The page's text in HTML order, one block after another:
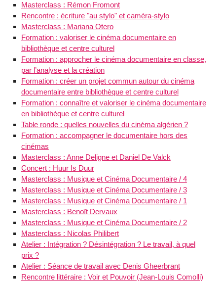
Masterclass : Rémon Fromont
Rencontre : écriture "au stylo" et caméra-stylo
Masterclass : Mariana Otero
Formation : valoriser le cinéma documentaire en
bibliothèque et centre culturel
Formation : approcher le cinéma documentaire en classe,
par l’analyse et la création
Formation : créer un projet commun autour du cinéma
documentaire entre bibliothèque et centre culturel
Formation : connaître et valoriser le cinéma documentaire
en bibliothèque et centre culturel
Table ronde : quelles nouvelles du cinéma algérien ?
Formation : accompagner le documentaire hors des
cinémas
Masterclass : Anne Deligne et Daniel De Valck
Concert : Huur Is Duur
Masterclass : Musique et Cinéma Documentaire / 4
Masterclass : Musique et Cinéma Documentaire / 3
Masterclass : Musique et Cinéma Documentaire / 1
Masterclass : Benoît Dervaux
Masterclass : Musique et Cinéma Documentaire / 2
Masterclass : Nicolas Philibert
Atelier : Intégration ? Désintégration ? Le travail, à quel
prix ?
Atelier : Séance de travail avec Denis Gheerbrant
Rencontre littéraire : Voir et Pouvoir (Jean-Louis Comolli)